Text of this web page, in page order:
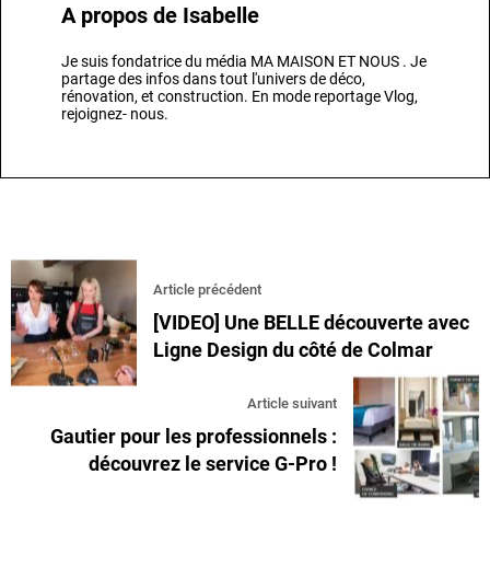
A propos de Isabelle
Je suis fondatrice du média MA MAISON ET NOUS . Je
partage des infos dans tout l'univers de déco,
rénovation, et construction. En mode reportage Vlog,
rejoignez- nous.
Article précédent
[VIDEO] Une BELLE découverte avec
Ligne Design du côté de Colmar
Article suivant
Gautier pour les professionnels :
découvrez le service G-Pro !